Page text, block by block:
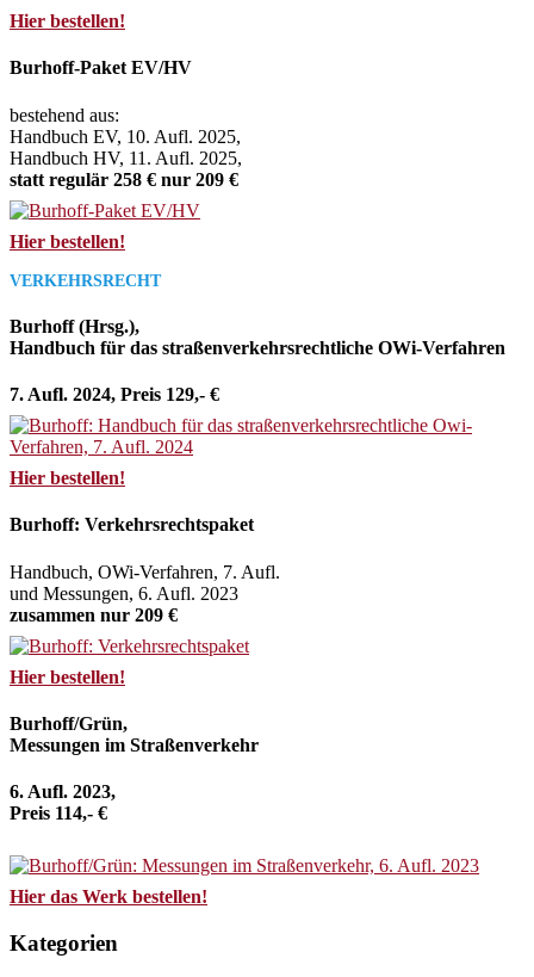
Hier bestellen!
Burhoff-Paket EV/HV
bestehend aus:
Handbuch EV, 10. Aufl. 2025,
Handbuch HV, 11. Aufl. 2025,
statt regulär 258 € nur 209 €
Hier bestellen!
VERKEHRSRECHT
Burhoff (Hrsg.),
Handbuch für das straßenverkehrsrechtliche OWi-Verfahren
7. Aufl. 2024, Preis 129,- €
Hier bestellen!
Burhoff: Verkehrsrechtspaket
Handbuch, OWi-Verfahren, 7. Aufl.
und Messungen, 6. Aufl. 2023
zusammen nur 209 €
Hier bestellen!
Burhoff/Grün,
Messungen im Straßenverkehr
6. Aufl. 2023,
Preis 114,- €
Hier das Werk bestellen!
Kategorien